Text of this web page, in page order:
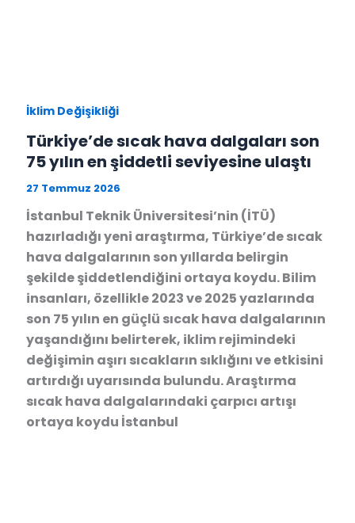
İklim Değişikliği
Türkiye’de sıcak hava dalgaları son
75 yılın en şiddetli seviyesine ulaştı
27 Temmuz 2026
İstanbul Teknik Üniversitesi’nin (İTÜ)
hazırladığı yeni araştırma, Türkiye’de sıcak
hava dalgalarının son yıllarda belirgin
şekilde şiddetlendiğini ortaya koydu. Bilim
insanları, özellikle 2023 ve 2025 yazlarında
son 75 yılın en güçlü sıcak hava dalgalarının
yaşandığını belirterek, iklim rejimindeki
değişimin aşırı sıcakların sıklığını ve etkisini
artırdığı uyarısında bulundu. Araştırma
sıcak hava dalgalarındaki çarpıcı artışı
ortaya koydu İstanbul